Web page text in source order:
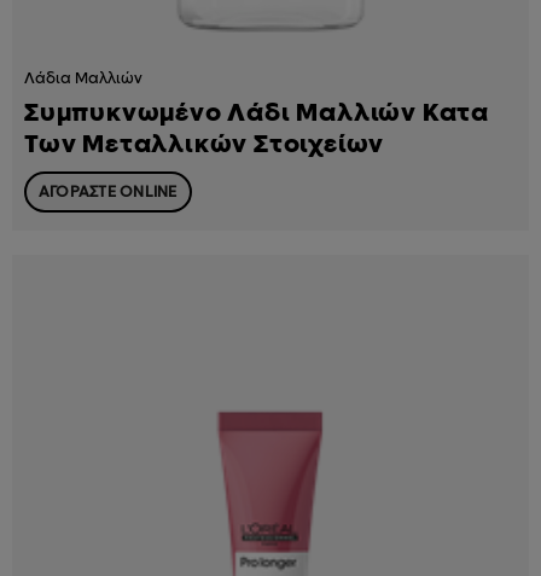
Λάδια Μαλλιών
Συμπυκνωμένο Λάδι Μαλλιών Κατα
Των Μεταλλικών Στοιχείων
ΑΓΟΡΑΣΤΕ ONLINE